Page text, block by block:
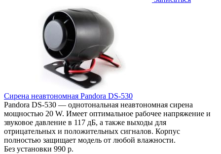
Сирена неавтономная Pandora DS-530
Pandora DS-530 — однотональная неавтономная сирена
мощностью 20 W. Имеет оптимальное рабочее напряжение и
звуковое давление в 117 дБ, а также выходы для
отрицательных и положительных сигналов. Корпус
полностью защищает модель от любой влажности.
Без установки 990 р.